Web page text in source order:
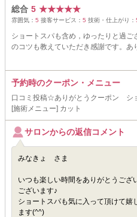
総合 5 ★★★★★
雰囲気： 5 接客サービス： 5 技術・仕上がり：
ショートスパも含め，ゆったりと過
のコツも教えていただき感謝です。あ
予約時のクーポン・メニュー
口コミ投稿☆ありがとうクーポン シ
[施術メニュー] カット
サロンからの返信コメント
みなきょ さま
いつも楽しい時間をありがとうござ
ございます♪
ショートスパも気に入って頂けて嬉
ます(^^)